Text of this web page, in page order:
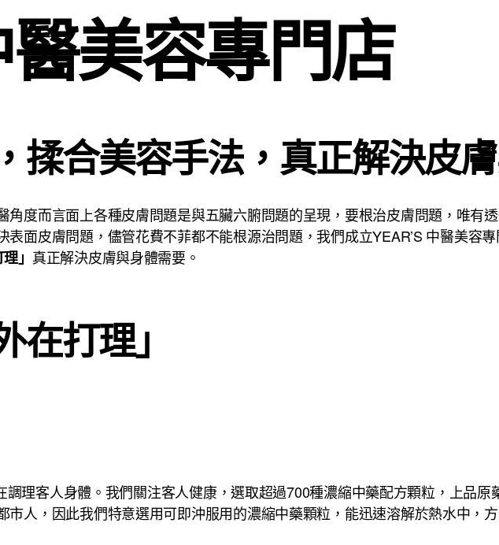
醫美容專門店
揉合美容手法，真正解決皮
度而言面上各種皮膚問題是與五臟六腑問題的呈現，要根治皮膚問題，唯有
面皮膚問題，儘管花費不菲都不能根源治問題，我們成立YEAR’S 中醫美容
」 真正解決皮膚與身體需要。
在打理」
調理客人身體。我們關注客人健康，選取超過700種濃縮中藥配方顆粒，上品
市人，因此我們特意選用可即沖服用的濃縮中藥顆粒，能迅速溶解於熱水中，